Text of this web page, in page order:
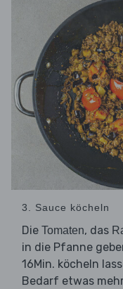
3. Sauce köcheln
Die Tomaten, das
in die Pfanne
16Min. köcheln
Bedarf etwas